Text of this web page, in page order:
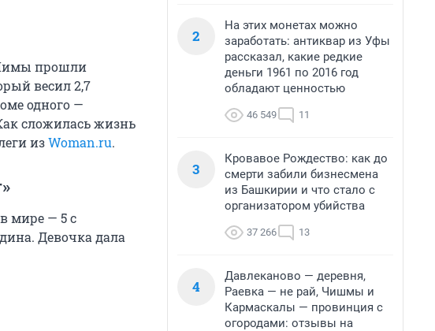
Лимы прошли
весил 2,7
одного —
сложилась жизнь
изWoman.ru.
мире — 5 с
Девочка дала
2
На этих монетах можно
заработать: антиквар из Уфы
рассказал, какие редкие
деньги 1961 по 2016 год
обладают ценностью
46 549 11
3
Кровавое Рождество: как до
смерти забили бизнесмена
из Башкирии и что стало с
организатором убийства
37 266 13
4
Давлеканово — деревня,
Раевка — не рай, Чишмы и
Кармаскалы — провинция с
огородами: отзывы на